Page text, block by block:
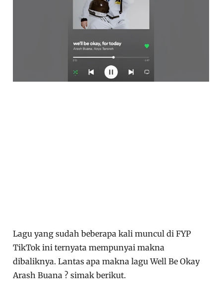
Lagu yang sudah beberapa kali muncul di FYP
TikTok ini ternyata mempunyai makna
dibaliknya. Lantas apa makna lagu Well Be Okay
Arash Buana ? simak berikut.